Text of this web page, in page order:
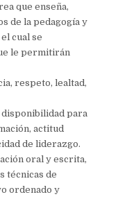
que enseña,
de la pedagogía y
cual se
le permitirán
respeto, lealtad,
disponibilidad para
actitud
de liderazgo.
oral y escrita,
técnicas de
ordenado y